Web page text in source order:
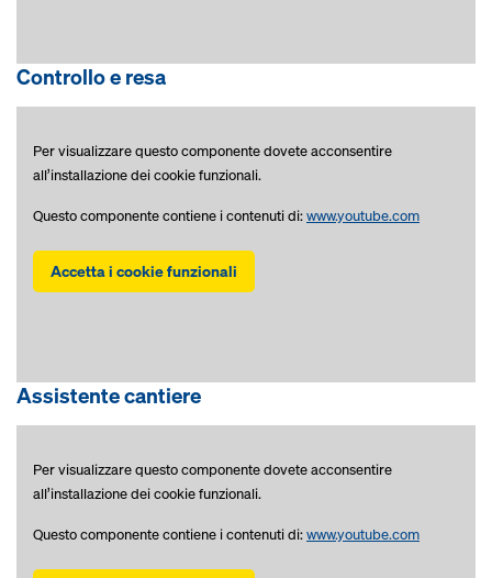
Controllo e resa
Per visualizzare questo componente dovete acconsentire
all’installazione dei cookie funzionali.
Questo componente contiene i contenuti di:www.youtube.com
Accetta i cookie funzionali
Assistente cantiere
Per visualizzare questo componente dovete acconsentire
all’installazione dei cookie funzionali.
Questo componente contiene i contenuti di:www.youtube.com